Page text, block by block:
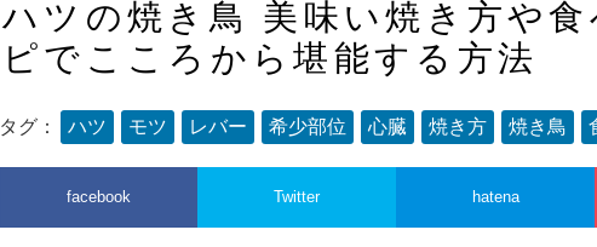
ハツの焼き鳥 美味い焼き方や
ピでこころから堪能する方法
タグ： ハツ モツ レバー 希少部位 心臓 焼き方 焼き鳥
facebook Twitter hatena